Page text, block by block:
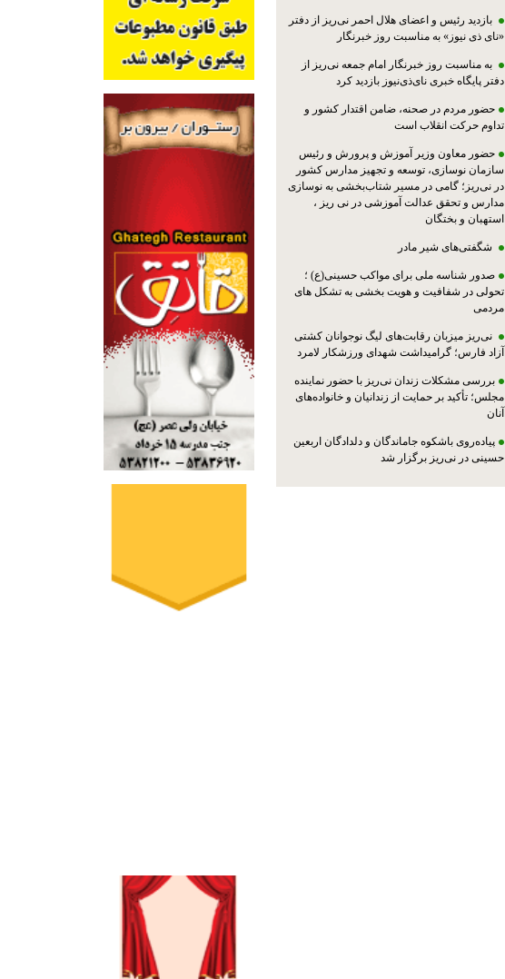
بازدید رئیس و اعضای هلال احمر نی‌ریز از دفتر
«نای ذی نیوز» به مناسبت روز خبرنگار
به مناسبت روز خبرنگار امام جمعه نی‌ریز از
دفتر پایگاه خبری نای‌ذی‌نیوز بازدید کرد
حضور مردم در صحنه، ضامن اقتدار کشور و
تداوم حرکت انقلاب است
حضور معاون وزیر آموزش و پرورش و رئیس
سازمان نوسازی، توسعه و تجهیز مدارس کشور
در نی‌ریز؛ گامی در مسیر شتاب‌بخشی به نوسازی
مدارس و تحقق عدالت آموزشی در نی ریز ،
استهبان و بختگان
شگفتی‌های شیر مادر
صدور شناسه ملی برای مواکب حسینی(ع) ؛
تحولی در شفافیت و هویت بخشی به تشکل های
مردمی
نی‌ریز میزبان رقابت‌های لیگ نوجوانان کشتی
آزاد فارس؛ گرامیداشت شهدای ورزشکار لامرد
بررسی مشکلات زندان نی‌ریز با حضور نماینده
مجلس؛ تأکید بر حمایت از زندانیان و خانواده‌های
آنان
پیاده‌روی باشکوه جاماندگان و دلدادگان اربعین
حسینی در نی‌ریز برگزار شد